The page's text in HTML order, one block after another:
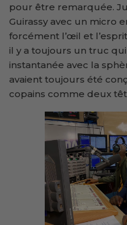
pour être remarquée.
Guirassy avec un micro
forcément l’œil et
il y a toujours un truc
instantanée avec la
avaient toujours été
copains comme deux